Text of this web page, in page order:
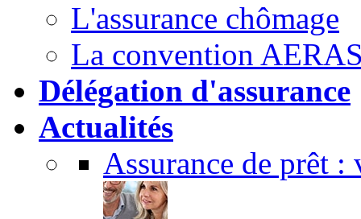
L'assurance chômage
La convention
Délégation d'assurance
Actualités
Assurance de prêt